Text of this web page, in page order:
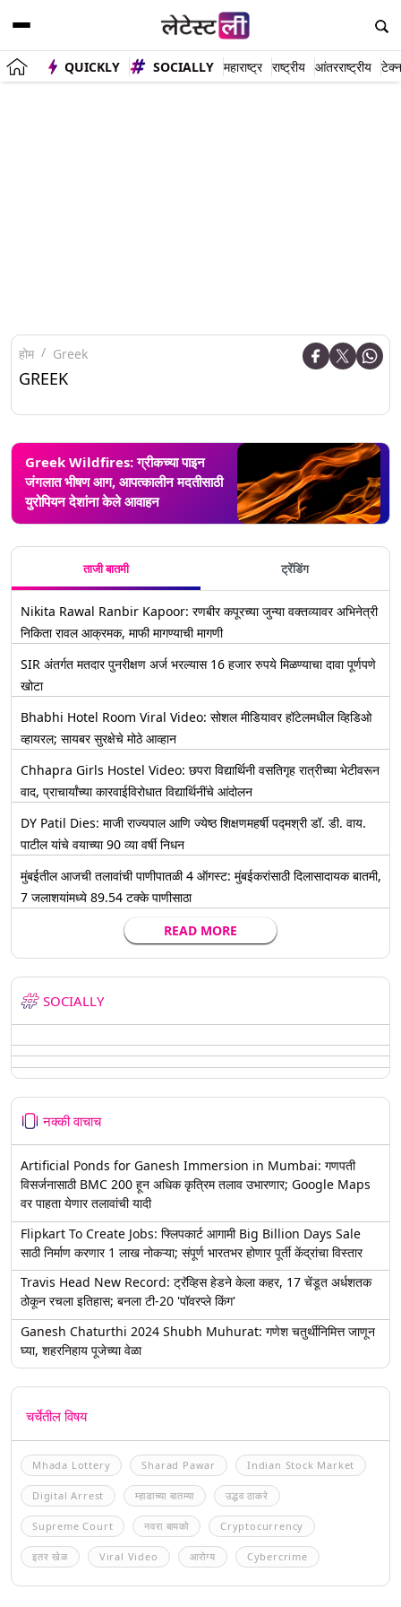
QUICKLY SOCIALLY महाराष्ट्र राष्ट्रीय आंतरराष्ट्रीय
होम Greek
GREEK
Greek Wildfires: ग्रीकच्या पाइन
जंगलात भीषण आग, आपत्कालीन मदतीसाठी
युरोपियन देशांना केले आवाहन
ताजी बातमी ट्रेंडिंग
Nikita Rawal Ranbir Kapoor: रणबीर कपूरच्या जुन्या वक्तव्यावर अभिनेत्री
निकिता रावल आक्रमक, माफी मागण्याची मागणी
SIR अंतर्गत मतदार पुनरीक्षण अर्ज भरल्यास 16 हजार रुपये मिळण्याचा दावा पूर्णपणे
खोटा
Bhabhi Hotel Room Viral Video: सोशल मीडियावर हॉटेलमधील व्हिडिओ
व्हायरल; सायबर सुरक्षेचे मोठे आव्हान
Chhapra Girls Hostel Video: छपरा विद्यार्थिनी वसतिगृह रात्रीच्या भेटीवरून
वाद, प्राचार्यांच्या कारवाईविरोधात विद्यार्थिनींचे आंदोलन
DY Patil Dies: माजी राज्यपाल आणि ज्येष्ठ शिक्षणमहर्षी पद्मश्री डॉ. डी. वाय.
पाटील यांचे वयाच्या 90 व्या वर्षी निधन
मुंबईतील आजची तलावांची पाणीपातळी 4 ऑगस्ट: मुंबईकरांसाठी दिलासादायक बातमी,
7 जलाशयांमध्ये 89.54 टक्के पाणीसाठा
READ MORE
SOCIALLY
नक्की वाचाच
Artificial Ponds for Ganesh Immersion in Mumbai: गणपती
विसर्जनासाठी BMC 200 हून अधिक कृत्रिम तलाव उभारणार; Google Maps
वर पाहता येणार तलावांची यादी
Flipkart To Create Jobs: फ्लिपकार्ट आगामी Big Billion Days Sale
साठी निर्माण करणार 1 लाख नोकऱ्या; संपूर्ण भारतभर होणार पूर्ती केंद्रांचा विस्तार
Travis Head New Record: ट्रॅव्हिस हेडने केला कहर, 17 चेंडूत अर्धशतक
ठोकून रचला इतिहास; बनला टी-20 'पॉवरप्ले किंग'
Ganesh Chaturthi 2024 Shubh Muhurat: गणेश चतुर्थीनिमित्त जाणून
घ्या, शहरनिहाय पूजेच्या वेळा
चर्चेतील विषय
Mhada Lottery Sharad Pawar Indian Stock Market
Digital Arrest म्हाडाच्या बातम्या उद्धव ठाकरे
Supreme Court नवरा बायको Cryptocurrency
इतर खेळ Viral Video आरोग्य Cybercrime